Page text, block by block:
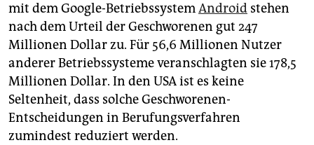
mit dem Google-BetriebssystemAndroid stehen
nach dem Urteil der Geschworenen gut 247
Millionen Dollar zu. Für 56,6 Millionen Nutzer
anderer Betriebssysteme veranschlagten sie 178,5
Millionen Dollar. In den USA ist es keine
Seltenheit, dass solche Geschworenen-
Entscheidungen in Berufungsverfahren
zumindest reduziert werden.